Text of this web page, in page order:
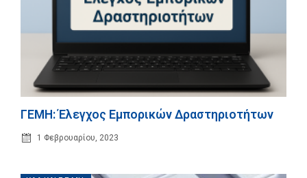
ΓΕΜΗ: Έλεγχος Εμπορικών Δραστηριοτήτων
1 Φεβρουαρίου, 2023